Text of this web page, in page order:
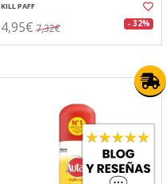
KILL PAFF
4,95€ 7,32€ - 32%